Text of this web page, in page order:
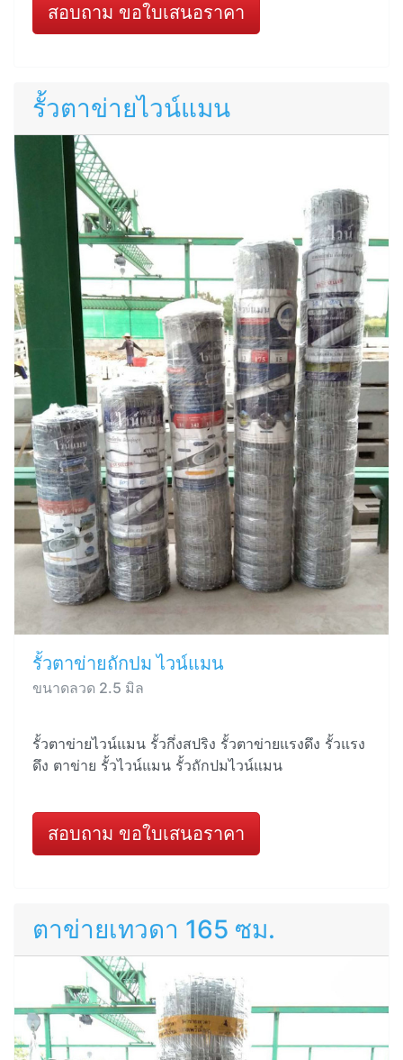
สอบถาม ขอใบเสนอราคา
รั้วตาข่ายไวน์แมน
รั้วตาข่ายถักปม ไวน์แมน
ขนาดลวด 2.5 มิล
รั้วตาข่ายไวน์แมน รั้วกึ่งสปริง รั้วตาข่ายแรงดึง รั้วแรง
ดึง ตาข่าย รั้วไวน์แมน รั้วถักปมไวน์แมน
สอบถาม ขอใบเสนอราคา
ตาข่ายเทวดา 165 ซม.